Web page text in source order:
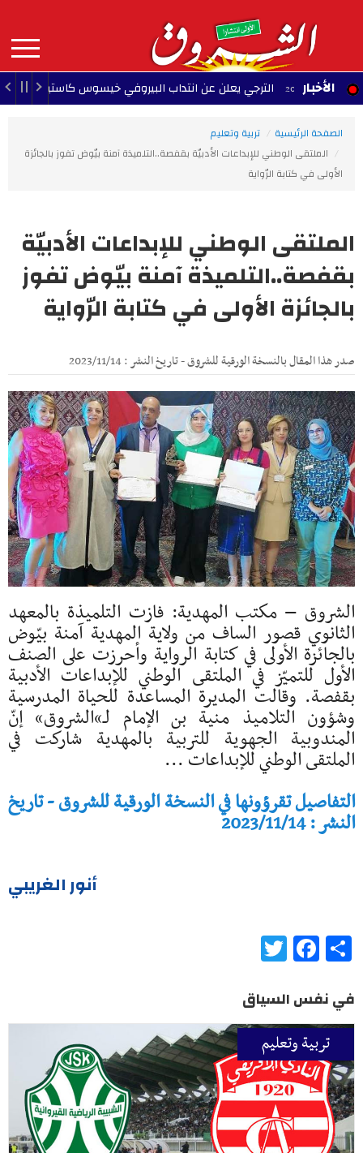
contenu
principal
MAIN
NAVIGATION الأخبارالترجي يعلن عن انتداب البيروفي خيسوس كاستيو 18:24 - 2026/08/08
الصفحة الرئيسية
تربية وتعليم
الملتقى الوطني للإبداعات الأدبيّة بقفصة..التلميذة آمنة بيّوض تفوز بالجائزة
الأولى في كتابة الرّواية
الملتقى الوطني للإبداعات الأدبيّة
بقفصة..التلميذة آمنة بيّوض تفوز
بالجائزة الأولى في كتابة الرّواية
صدر هذا المقال بالنسخة الورقية للشروق - تاريخ النشر : 2023/11/14
الشروق – مكتب المهدية: فازت التلميذة بالمعهد
الثانوي قصور الساف من ولاية المهدية آمنة بيّوض
بالجائزة الأولى في كتابة الرواية وأحرزت على الصنف
الأول للتميّز في الملتقى الوطني للإبداعات الأدبية
بقفصة. وقالت المديرة المساعدة للحياة المدرسية
وشؤون التلاميذ منية بن الإمام لـ»الشروق» إنّ
المندوبية الجهوية للتربية بالمهدية شاركت في
الملتقى الوطني للإبداعات ...
التفاصيل تقرؤونها في النسخة الورقية للشروق - تاريخ
النشر : 2023/11/14
أنور الغريبي
Share
Facebook
في نفس السياق
تربية وتعليم